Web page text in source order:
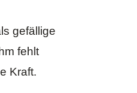
gefällige
fehlt
Kraft.